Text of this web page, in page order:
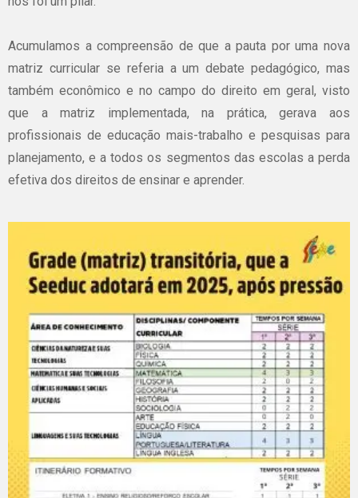
Acumulamos a compreensão de que a pauta por uma nova
matriz curricular se referia a um debate pedagógico, mas
também econômico e no campo do direito em geral, visto
que a matriz implementada, na prática, gerava aos
profissionais de educação mais-trabalho e pesquisas para
planejamento, e a todos os segmentos das escolas a perda
efetiva dos direitos de ensinar e aprender.